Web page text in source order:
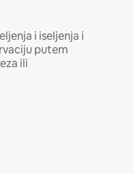
i iseljenja i
putem
ili